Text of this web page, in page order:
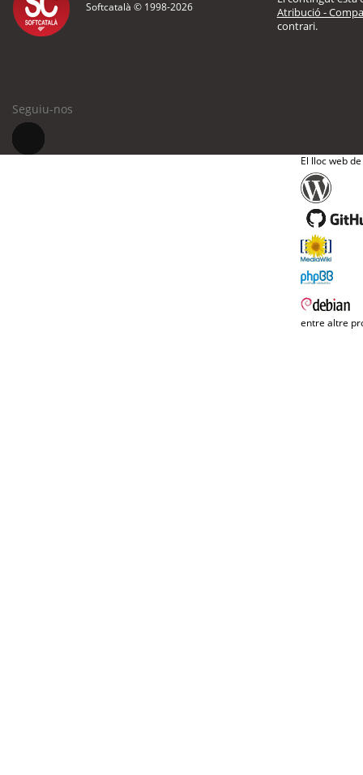
Softcatalà © 1998-2026
Atribució -
contrari.
Seguiu-nos
El lloc web
entre altre